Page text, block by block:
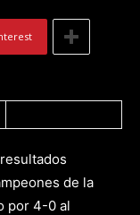
de la
por 4-0 al